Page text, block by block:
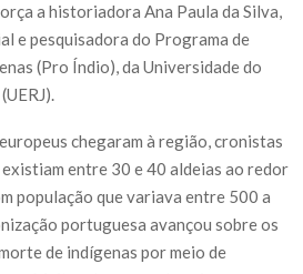
a historiadora Ana Paula da Silva,
e pesquisadora do Programa de
(Pro Índio), da Universidade do
chegaram à região, cronistas
entre 30 e 40 aldeias ao redor
população que variava entre 500 a
portuguesa avançou sobre os
de indígenas por meio de